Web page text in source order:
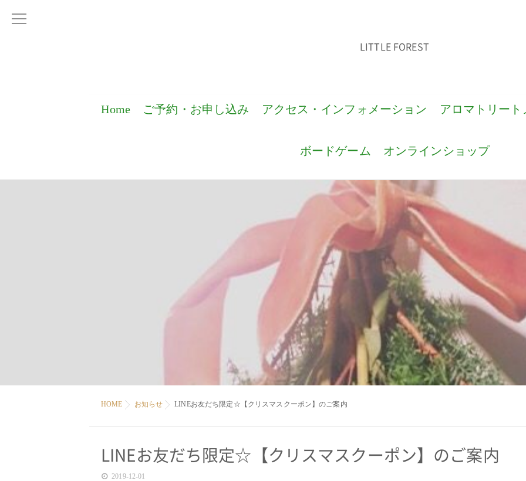
LITTLE FOREST
Home ご予約・お申し込み アクセス・インフォメーション アロマトリート
ボードゲーム オンラインショップ
HOME お知らせ LINEお友だち限定☆【クリスマスクーポン】のご案内
LINEお友だち限定☆【クリスマスクーポン】のご案内
2019-12-01